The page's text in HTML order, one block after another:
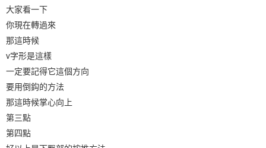
大家看一下
你現在轉過來
那這時候
v字形是這樣
一定要記得它這個方向
要用倒鈎的方法
那這時候掌心向上
第三點
第四點